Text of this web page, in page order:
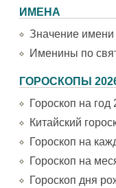
ИМЕНА
Значение имени
Именины по
ГОРОСКОПЫ
Гороскоп на год
Китайский
Гороскоп на
Гороскоп на
Гороскоп дня